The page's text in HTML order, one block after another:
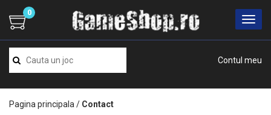
Contul meu
0
Pagina principala / Contact